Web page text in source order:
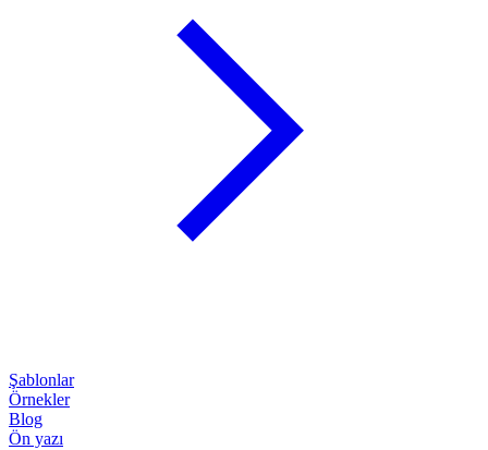
Şablonlar
Örnekler
Blog
Ön yazı